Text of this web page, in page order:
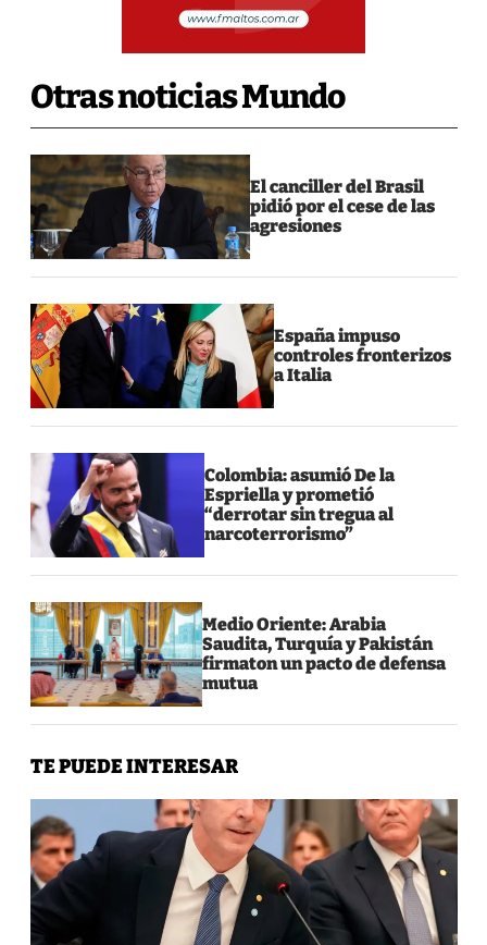
Otras noticias Mundo
El canciller del Brasil
pidió por el cese de las
agresiones
España impuso
controles fronterizos
a Italia
Colombia: asumió De la
Espriella y prometió
“derrotar sin tregua al
narcoterrorismo”
Medio Oriente: Arabia
Saudita, Turquía y Pakistán
firmaton un pacto de defensa
mutua
TE PUEDE INTERESAR